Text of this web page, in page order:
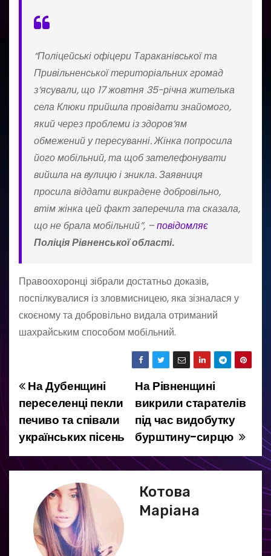
“️Поліцейські офіцери Тараканівської та
Привільненської територіальних громад
з’ясували, що 17 жовтня 35-річна жителька
села Клюки прийшла провідати знайомого,
який через проблеми із здоров’ям
обмежений у пересуванні. Жінка попросила
його мобільний, та щоб зателефонувати
вийшла на вулицю і зникла. Заявниця
просила віддати викрадене добровільно,
втім жінка цей факт заперечила та сказала,
що не брала мобільний”, –повідомляє
Поліція Рівненської області.
️Правоохоронці зібрали достатньо доказів,
поспілкувалися із зловмисницею, яка зізналася у
скоєному та добровільно видала отриманий
шахрайським способом мобільний.
Н
а
в
і
На Рівненщині
викрили старателів
під час видобутку
бурштину-сирцю
На Дубенщині
переселенці пекли
печиво та співали
українських пісень
Котова
Маріана